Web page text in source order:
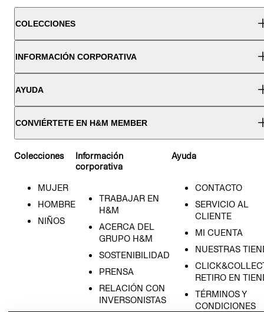
COLECCIONES
INFORMACIÓN CORPORATIVA
AYUDA
CONVIÉRTETE EN H&M MEMBER
Colecciones
MUJER
HOMBRE
NIÑOS
Información
corporativa
TRABAJAR EN
H&M
ACERCA DEL
GRUPO H&M
SOSTENIBILIDAD
PRENSA
RELACIÓN CON
INVERSONISTAS
Ayuda
CONTACTO
SERVICIO AL
CLIENTE
MI CUENTA
NUESTRAS
RETIRO EN
TÉRMINOS Y
CONDICIONES